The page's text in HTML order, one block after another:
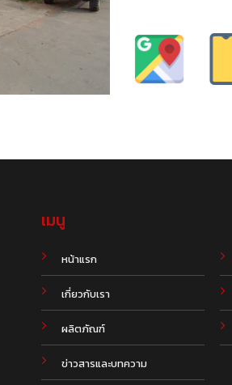
เมนู
หน้าแรก
เกี่ยวกับเรา
ผลิตภัณฑ์
ข่าวสารและบทความ